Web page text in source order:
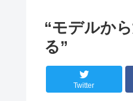
“モデルか
る”
Twitter